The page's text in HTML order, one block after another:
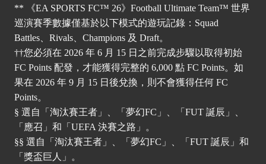
** 《EA SPORTS FC™ 26》Football Ultimate Team™ 世界
巡演賽季數據僅基於以下模式的遊玩記錄：Squad
Battles、Rivals、Champions 及 Draft。
††您必須在 2026 年 6 月 15 日之前完成步驟以取得初始
FC Points 配發，才能獲得完整的 6,000 點 FC Points。如
果在 2026 年 9 月 15 日後兌換，則不會獲得任何 FC
Points。
§ 選自「淘汰賽王者」、「夢幻FC」、「FUT 誕辰」、
「應召」和「UEFA 決賽之路」。
§§ 選自「淘汰賽王者」、「夢幻FC」、「FUT 誕辰」和
「獎盃巨人」。